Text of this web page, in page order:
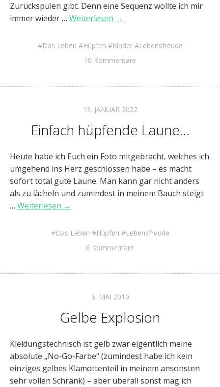
Zurückspulen gibt. Denn eine Sequenz wollte ich mir
immer wieder … Weiterlesen →
Das Leben Hüpfen Kinder
Lebensfreude
10 Kommentare
13. JANUAR 2022
Einfach hüpfende Laune…
Heute habe ich Euch ein Foto mitgebracht, welches ich
umgehend ins Herz geschlossen habe – es macht
sofort total gute Laune. Man kann gar nicht anders
als zu lächeln und zumindest in meinem Bauch steigt
… Weiterlesen →
Das Leben Hüpfen
Lebensfreude
6 Kommentare
6. MAI 2019
Gelbe Explosion
Kleidungstechnisch ist gelb zwar eigentlich meine
absolute „No-Go-Farbe“ (zumindest habe ich kein
einziges gelbes Klamottenteil in meinem ansonsten
sehr vollen Schrank) – aber überall sonst mag ich